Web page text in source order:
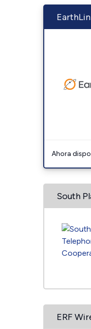
Ahora
South
ERF